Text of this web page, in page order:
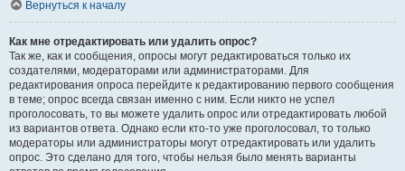
Вернуться к началу
Как мне отредактировать или удалить опрос?
Так же, как и сообщения, опросы могут редактироваться только их
создателями, модераторами или администраторами. Для
редактирования опроса перейдите к редактированию первого сообщения
в теме; опрос всегда связан именно с ним. Если никто не успел
проголосовать, то вы можете удалить опрос или отредактировать любой
из вариантов ответа. Однако если кто-то уже проголосовал, то только
модераторы или администраторы могут отредактировать или удалить
опрос. Это сделано для того, чтобы нельзя было менять варианты